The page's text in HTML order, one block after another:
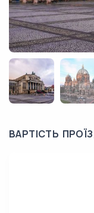
ВАРТІСТЬ